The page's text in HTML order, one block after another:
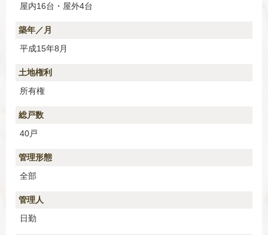
屋内16台・屋外4台
築年／月
平成15年8月
土地権利
所有権
総戸数
40戸
管理形態
全部
管理人
日勤